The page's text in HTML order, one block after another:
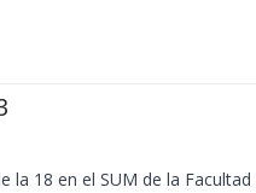
la 18 en el SUM de la Facultad